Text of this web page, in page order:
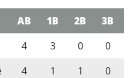
AB 1B 2B 3B
4 3 0
0
4 1 1
0